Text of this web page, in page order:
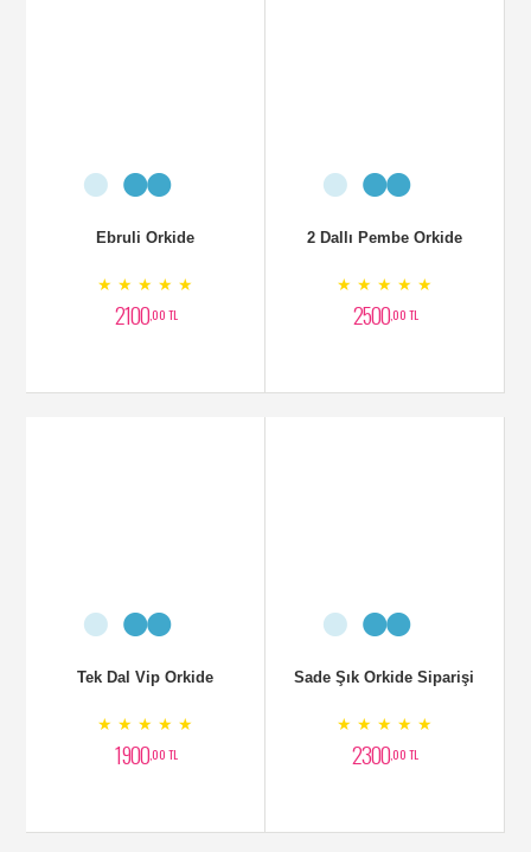
Ebruli Orkide
★ ★ ★ ★ ★
2100,00 TL
2 Dallı Pembe Orkide
★ ★ ★ ★ ★
2500,00 TL
Tek Dal Vip Orkide
★ ★ ★ ★ ★
1900,00 TL
Sade Şık Orkide Siparişi
★ ★ ★ ★ ★
2300,00 TL